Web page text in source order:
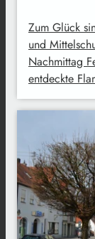
Zum Glück
und
Nachmittag
entdeckte